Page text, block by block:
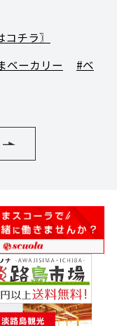
チラ〗
ベーカリー
#ベ